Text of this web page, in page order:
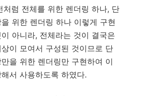
처럼 전체를 위한 렌더링 하나, 단
위한 렌더링 하나 이렇게 구현
아니라, 전체라는 것이 결국은
이 모여서 구성된 것이므로 단
을 위한 렌더링만 구현하여 이
서 사용하도록 하였다.